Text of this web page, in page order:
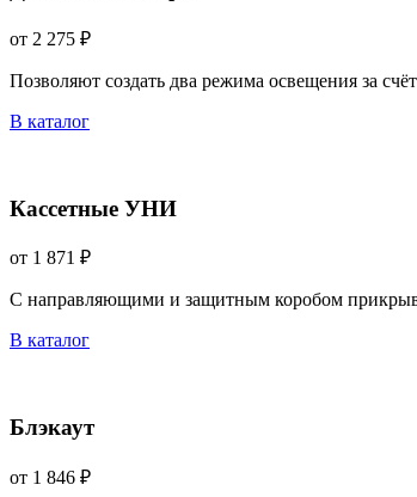
от 2 275 ₽
Позволяют создать два режима освещения за
В каталог
Кассетные УНИ
от 1 871 ₽
С направляющими и защитным коробом
В каталог
Блэкаут
от 1 846 ₽